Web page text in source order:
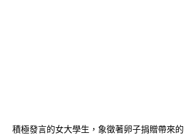
積極發言的女大學生，象徵著卵子捐贈帶來的